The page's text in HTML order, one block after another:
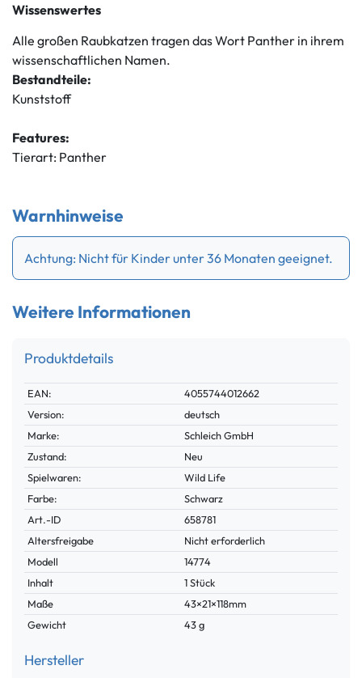
Wissenswertes
Alle großen Raubkatzen tragen das Wort Panther in ihrem
wissenschaftlichen Namen.
Bestandteile:
Kunststoff
Features:
Tierart: Panther
Warnhinweise
Achtung: Nicht für Kinder unter 36 Monaten geeignet.
Weitere Informationen
Produktdetails
Technisches
Merkmal
Wert
EAN:
4055744012662
Version:
deutsch
Marke:
Schleich GmbH
Zustand:
Neu
Spielwaren:
Wild Life
Farbe:
Schwarz
Technisches
Merkmal
Wert
Art.-ID
658781
Altersfreigabe
Nicht erforderlich
Modell
14774
Inhalt
1 Stück
Maße
43×21×118mm
Gewicht
43 g
Hersteller